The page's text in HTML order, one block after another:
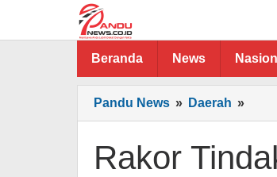
Beranda News
Pandu News » Daerah »
Rakor